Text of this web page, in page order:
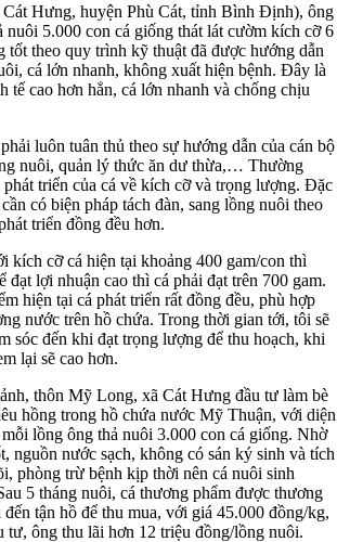
Hưng, huyện Phù Cát, tỉnh Bình Định), ông
5.000 con cá giống thát lát cườm kích cỡ 6
tốt theo quy trình kỹ thuật đã được hướng dẫn
cá lớn nhanh, không xuất hiện bệnh. Đây là
tế cao hơn hẳn, cá lớn nhanh và chống chịu
luôn tuân thủ theo sự hướng dẫn của cán bộ
nuôi, quản lý thức ăn dư thừa,… Thường
triển của cá về kích cỡ và trọng lượng. Đặc
có biện pháp tách đàn, sang lồng nuôi theo
triển đồng đều hơn.
kích cỡ cá hiện tại khoảng 400 gam/con thì
đạt lợi nhuận cao thì cá phải đạt trên 700 gam.
hiện tại cá phát triển rất đồng đều, phù hợp
nước trên hồ chứa. Trong thời gian tới, tôi sẽ
sóc đến khi đạt trọng lượng để thu hoạch, khi
lại sẽ cao hơn.
thôn Mỹ Long, xã Cát Hưng đầu tư làm bè
hồng trong hồ chứa nước Mỹ Thuận, với diện
lồng ông thả nuôi 3.000 con cá giống. Nhờ
nguồn nước sạch, không có sán ký sinh và tích
phòng trừ bệnh kịp thời nên cá nuôi sinh
5 tháng nuôi, cá thương phẩm được thương
tận hồ để thu mua, với giá 45.000 đồng/kg,
tư, ông thu lãi hơn 12 triệu đồng/lồng nuôi.